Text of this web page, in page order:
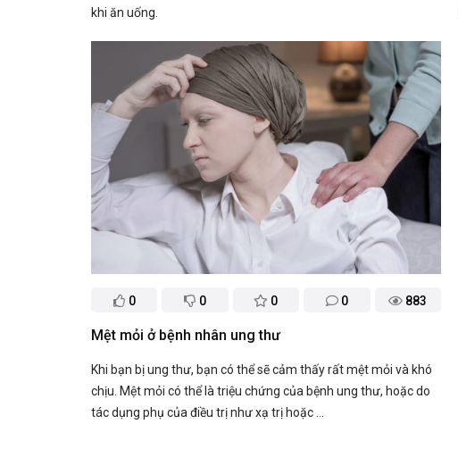
khi ăn uống.
0 0 0 0 883
Mệt mỏi ở bệnh nhân ung thư
Khi bạn bị ung thư, bạn có thể sẽ cảm thấy rất mệt mỏi và khó
chịu. Mệt mỏi có thể là triệu chứng của bệnh ung thư, hoặc do
tác dụng phụ của điều trị như xạ trị hoặc ...